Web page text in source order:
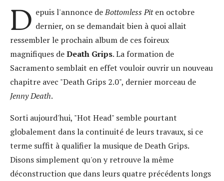
D epuis l'annonce deBottomless Piten octobre
dernier, on se demandait bien à quoi allait
ressembler le prochain album de ces foireux
magnifiques deDeath Grips. La formation de
Sacramento semblait en effet vouloir ouvrir un nouveau
chapitre avec "Death Grips 2.0", dernier morceau de
Jenny Death.
Sorti aujourd'hui, "Hot Head" semble pourtant
globalement dans la continuité de leurs travaux, si ce
terme suffit à qualifier la musique de Death Grips.
Disons simplement qu'on y retrouve la même
déconstruction que dans leurs quatre précédents longs